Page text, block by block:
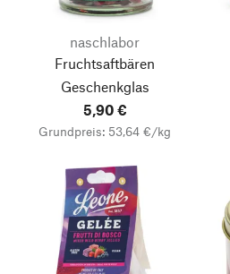
naschlabor
Fruchtsaftbären
Geschenkglas
5,90 €
Grundpreis: 53,64 €/kg